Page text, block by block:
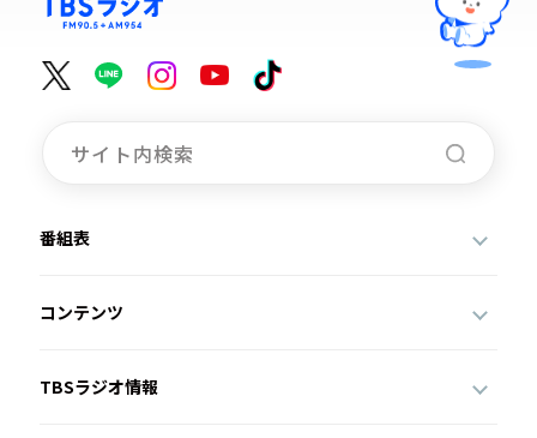
番組表
コンテンツ
TBSラジオ情報